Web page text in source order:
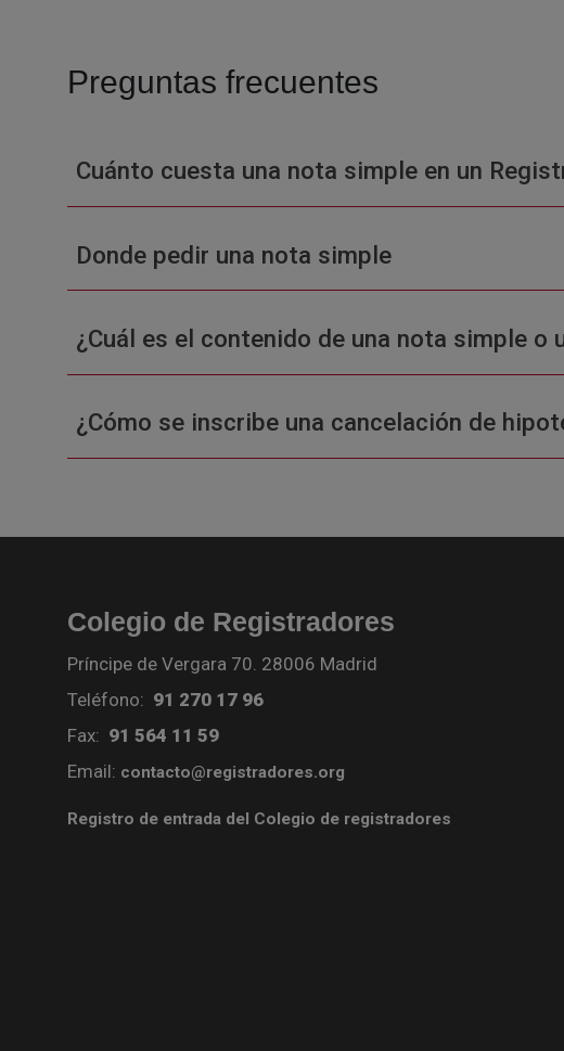
Preguntas frecuentes
Cuánto cuesta una nota simple en un
Donde pedir una nota simple
¿Cuál es el contenido de una nota simple o
¿Cómo se inscribe una cancelación de
Colegio de Registradores
Príncipe de Vergara 70. 28006 Madrid
Teléfono: 91 270 17 96
Fax: 91 564 11 59
Email: contacto@registradores.org
Registro de entrada del Colegio de registradores